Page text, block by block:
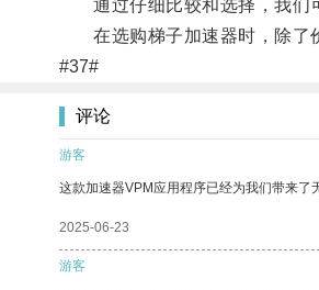
通过仔细比较和选择，我们可
在选购梯子加速器时，除了价
#37#
评论
游客
这款加速器VPM应用程序已经为我们带来了
2025-06-23
游客